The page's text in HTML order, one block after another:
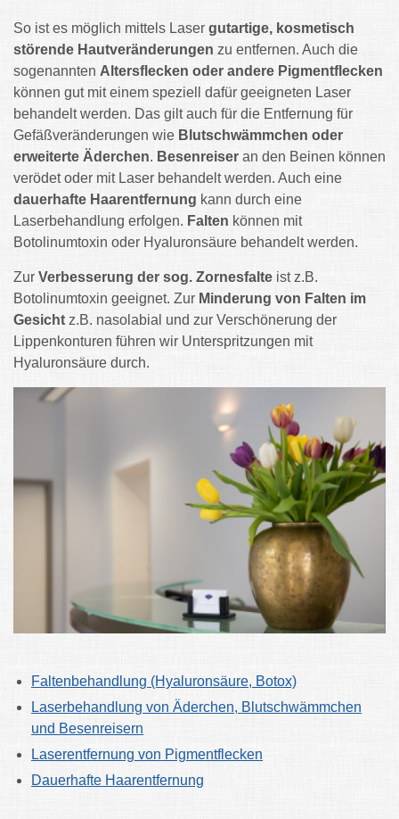
So ist es möglich mittels Laser gutartige, kosmetisch
störende Hautveränderungen zu entfernen. Auch die
sogenannten Altersflecken oder andere Pigmentflecken
können gut mit einem speziell dafür geeigneten Laser
behandelt werden. Das gilt auch für die Entfernung für
Gefäßveränderungen wie Blutschwämmchen oder
erweiterte Äderchen. Besenreiser an den Beinen können
verödet oder mit Laser behandelt werden. Auch eine
dauerhafte Haarentfernung kann durch eine
Laserbehandlung erfolgen. Falten können mit
Botolinumtoxin oder Hyaluronsäure behandelt werden.
Zur Verbesserung der sog. Zornesfalte ist z.B.
Botolinumtoxin geeignet. Zur Minderung von Falten im
Gesicht z.B. nasolabial und zur Verschönerung der
Lippenkonturen führen wir Unterspritzungen mit
Hyaluronsäure durch.
Faltenbehandlung (Hyaluronsäure, Botox)
Laserbehandlung von Äderchen, Blutschwämmchen
und Besenreisern
Laserentfernung von Pigmentflecken
Dauerhafte Haarentfernung